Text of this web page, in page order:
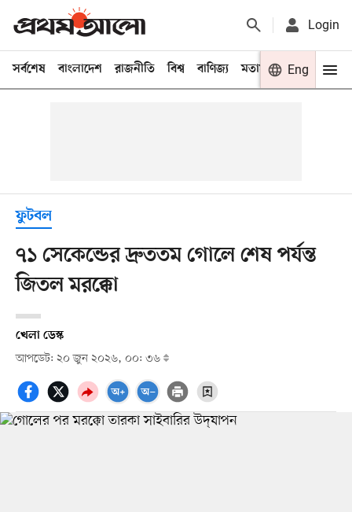
Login
সর্বশেষ বাংলাদেশ রাজনীতি বিশ্ব বাণিজ্য মতামত খেলা
Eng
ফুটবল
৭১ সেকেন্ডের দ্রুততম গোলে শেষ পর্যন্ত
জিতল মরক্কো
খেলা ডেস্ক
আপডেট: ২০ জুন ২০২৬, ০০: ৩৬